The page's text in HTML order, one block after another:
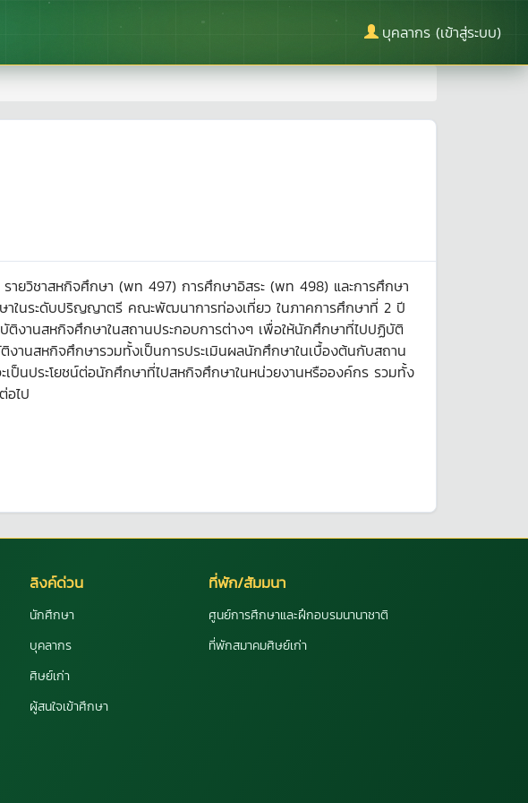
บุคลากร (เข้าสู่ระบบ)
ายวิชาสหกิจศึกษา (พท 497) การศึกษาอิสระ (พท 498) และการศึกษา
าในระดับปริญญาตรี คณะพัฒนาการท่องเที่ยว ในภาคการศึกษาที่ 2 ปี
งานสหกิจศึกษาในสถานประกอบการต่างๆ เพื่อให้นักศึกษาที่ไปปฏิบัติ
งานสหกิจศึกษารวมทั้งเป็นการประเมินผลนักศึกษาในเบื้องต้นกับสถาน
ป็นประโยชน์ต่อนักศึกษาที่ไปสหกิจศึกษาในหน่วยงานหรือองค์กร รวมทั้ง
อไป
ลิงค์ด่วน
นักศึกษา
บุคลากร
ศิษย์เก่า
ผู้สนใจเข้าศึกษา
ที่พัก/สัมมนา
ศูนย์การศึกษาและฝึกอบรมนานาชาติ
ที่พักสมาคมศิษย์เก่า